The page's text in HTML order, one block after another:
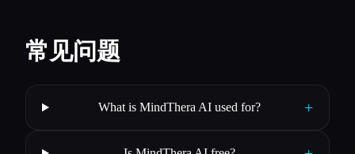
常见问题
What is MindThera AI used for? +